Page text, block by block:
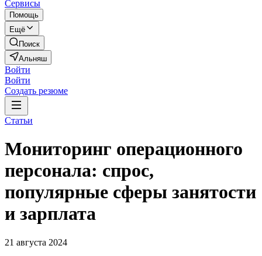
Сервисы
Помощь
Ещё
Поиск
Альняш
Войти
Войти
Создать резюме
Статьи
Мониторинг операционного
персонала: спрос,
популярные сферы занятости
и зарплата
21 августа 2024